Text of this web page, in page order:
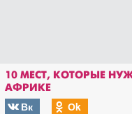
10 МЕСТ, КОТОРЫЕ
АФРИКЕ
Вк
Оk